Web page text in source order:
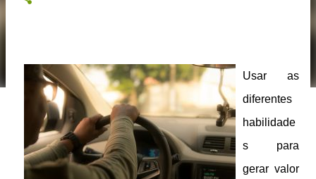
Usar as
diferentes
habilidade
s para
gerar valor